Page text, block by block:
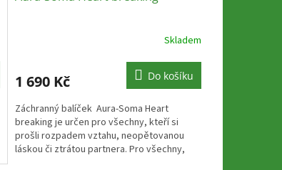
je
z
5
hvězdiček.
Skladem
1 690 Kč Do košíku
Záchranný balíček Aura-Soma Heart
breaking je určen pro všechny, kteří si
prošli rozpadem vztahu, neopětovanou
láskou či ztrátou partnera. Pro všechny,